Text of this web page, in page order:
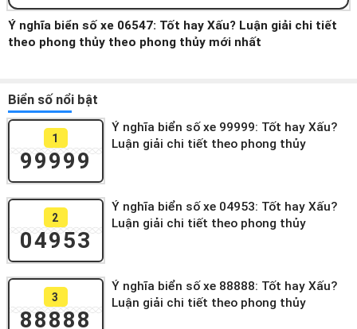
Ý nghĩa biển số xe 06547: Tốt hay Xấu? Luận giải chi tiết
theo phong thủy theo phong thủy mới nhất
Biển số nổi bật
1
99999
Ý nghĩa biển số xe 99999: Tốt hay Xấu?
Luận giải chi tiết theo phong thủy
2
04953
Ý nghĩa biển số xe 04953: Tốt hay Xấu?
Luận giải chi tiết theo phong thủy
3
88888
Ý nghĩa biển số xe 88888: Tốt hay Xấu?
Luận giải chi tiết theo phong thủy